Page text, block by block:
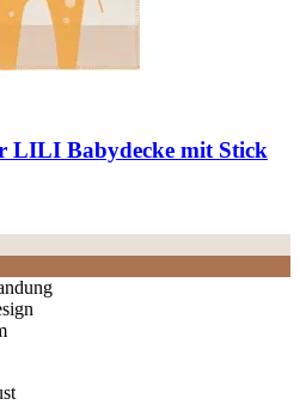
LILI Babydecke mit Stick